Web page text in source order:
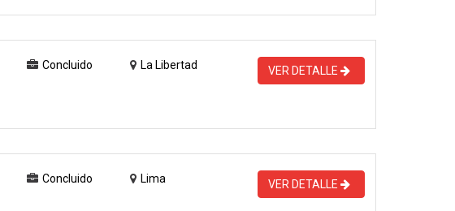
Concluido La Libertad VER DETALLE
Concluido Lima VER DETALLE